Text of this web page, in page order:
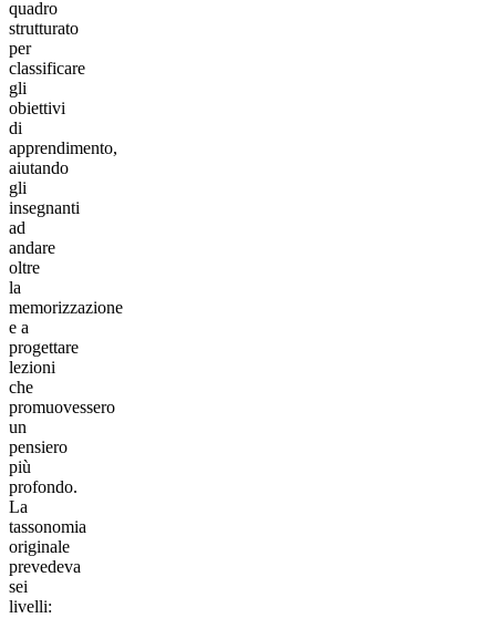
quadro
strutturato
per
classificare
gli
obiettivi
di
apprendimento,
aiutando
gli
insegnanti
ad
andare
oltre
la
memorizzazione
e a
progettare
lezioni
che
promuovessero
un
pensiero
più
profondo.
La
tassonomia
originale
prevedeva
sei
livelli: